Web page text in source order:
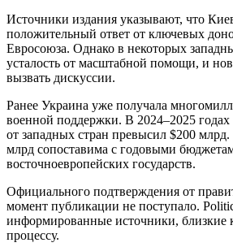
Источники издания указывают, что
положительный ответ от ключевых
Евросоюза. Однако в некоторых
усталость от масштабной помощи, и
вызвать дискуссии.
Ранее Украина уже получала
военной поддержки. В 2024–2025
от западных стран превысил $200
млрд сопоставима с годовыми
восточноевропейских государств.
Официального подтверждения от
момент публикации не поступало.
информированные источники, близкие
процессу.